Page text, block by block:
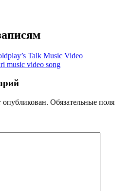
Talk Music Video
music video song
опубликован. Обязательные поля